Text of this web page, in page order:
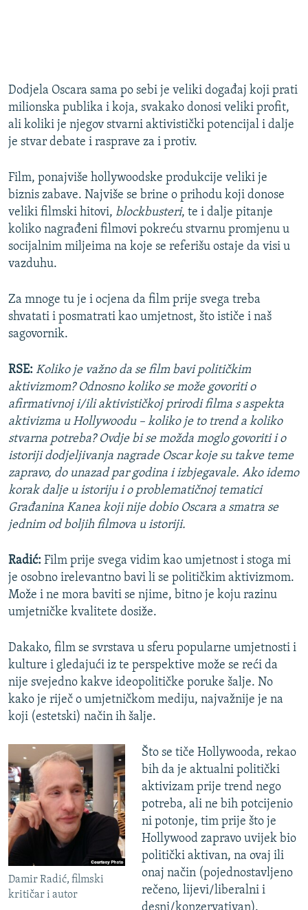
Dodjela Oscara sama po sebi je veliki događaj koji prati
milionska publika i koja, svakako donosi veliki profit,
ali koliki je njegov stvarni aktivistički potencijal i dalje
je stvar debate i rasprave za i protiv.
Film, ponajviše hollywoodske produkcije veliki je
biznis zabave. Najviše se brine o prihodu koji donose
veliki filmski hitovi, blockbusteri, te i dalje pitanje
koliko nagrađeni filmovi pokreću stvarnu promjenu u
socijalnim miljeima na koje se referišu ostaje da visi u
vazduhu.
Za mnoge tu je i ocjena da film prije svega treba
shvatati i posmatrati kao umjetnost, što ističe i naš
sagovornik.
RSE: Koliko je važno da se film bavi političkim
aktivizmom? Odnosno koliko se može govoriti o
afirmativnoj i/ili aktivističkoj prirodi filma s aspekta
aktivizma u Hollywoodu – koliko je to trend a koliko
stvarna potreba? Ovdje bi se možda moglo govoriti i o
istoriji dodjeljivanja nagrade Oscar koje su takve teme
zapravo, do unazad par godina i izbjegavale. Ako idemo
korak dalje u istoriju i o problematičnoj tematici
Građanina Kanea koji nije dobio Oscara a smatra se
jednim od boljih filmova u istoriji.
Radić: Film prije svega vidim kao umjetnost i stoga mi
je osobno irelevantno bavi li se političkim aktivizmom.
Može i ne mora baviti se njime, bitno je koju razinu
umjetničke kvalitete dosiže.
Dakako, film se svrstava u sferu popularne umjetnosti i
kulture i gledajući iz te perspektive može se reći da
nije svejedno kakve ideopolitičke poruke šalje. No
kako je riječ o umjetničkom mediju, najvažnije je na
koji (estetski) način ih šalje.
Damir Radić, filmski
kritičar i autor
Što se tiče Hollywooda, rekao
bih da je aktualni politički
aktivizam prije trend nego
potreba, ali ne bih potcijenio
ni potonje, tim prije što je
Hollywood zapravo uvijek bio
politički aktivan, na ovaj ili
onaj način (pojednostavljeno
rečeno, lijevi/liberalni i